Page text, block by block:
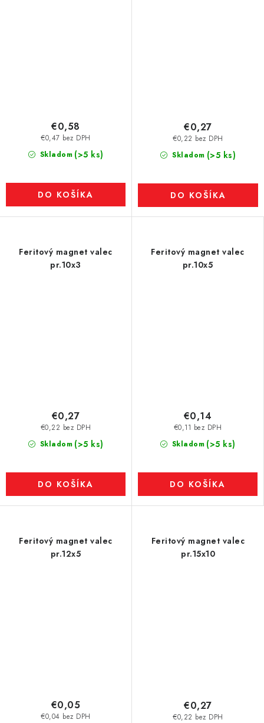
Skladom (>5 ks)
€0,47 bez DPH
€0,58
DO KOŠÍKA
Skladom (>5 ks)
€0,22 bez DPH
€0,27
DO KOŠÍKA
Feritový magnet valec
pr.10x3
Skladom (>5 ks)
€0,22 bez DPH
€0,27
DO KOŠÍKA
Feritový magnet valec
pr.10x5
Skladom (>5 ks)
€0,11 bez DPH
€0,14
DO KOŠÍKA
Feritový magnet valec
pr.12x5
€0,04 bez DPH
€0,05
Feritový magnet valec
pr.15x10
€0,22 bez DPH
€0,27